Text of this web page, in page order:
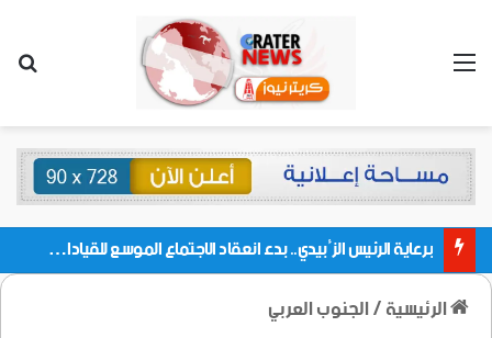
القائمة
برعاية الرئيس الزُبيدي.. بدء انعقاد الاجتماع الموسع للقيادات المحلية بالعاصمة ولمديريات وكتل مجلس العموم ومنسقيات الجامعة بالعاصمة عدن
الرئيسية/الجنوب العربي